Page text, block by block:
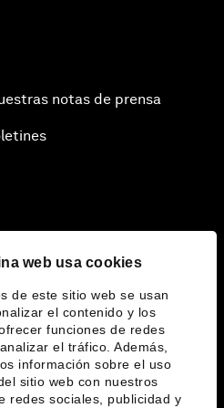
web usa cookies
de este sitio web se usan
el contenido y los
funciones de redes
el tráfico. Además,
información sobre el uso
sitio web con nuestros
redes sociales, publicidad y
notas de prensa